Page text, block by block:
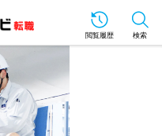
閲覧履歴 検索